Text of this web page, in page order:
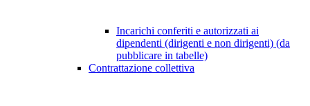
Incarichi conferiti e autorizzati ai
dipendenti (dirigenti e non dirigenti) (da
pubblicare in tabelle)
Contrattazione collettiva